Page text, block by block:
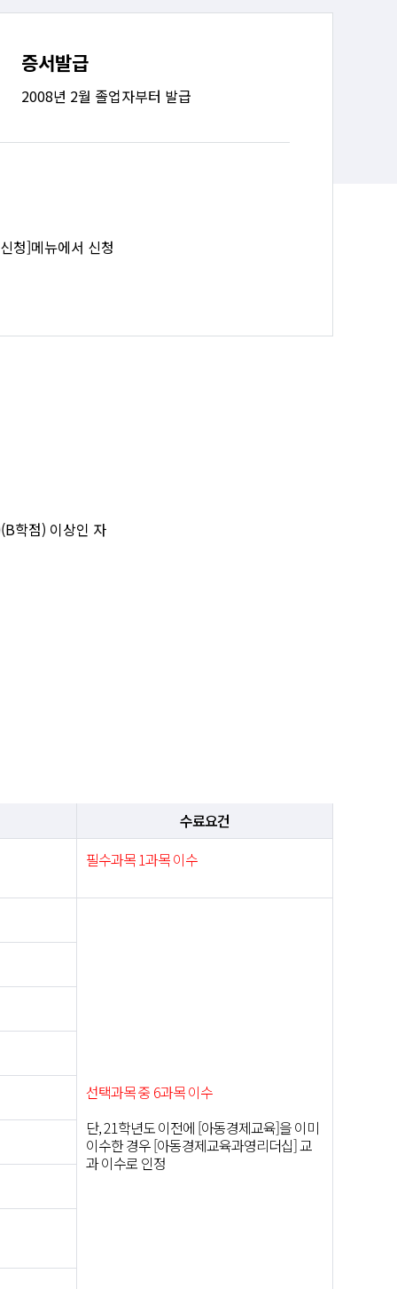
증서발급
2008년 2월 졸업자부터 발급
청]메뉴에서 신청
학점) 이상인 자
수료요건
필수과목 1과목 이수
선택과목 중 6과목 이수
단, 21학년도 이전에 [아동경제교육]을 이미
이수한 경우 [아동경제교육과영리더십] 교
과 이수로 인정